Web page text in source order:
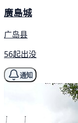
廣島城
广岛县
56起出没
通知